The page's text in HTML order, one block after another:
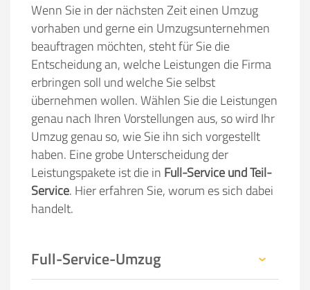
Wenn Sie in der nächsten Zeit einen Umzug
vorhaben und gerne ein Umzugsunternehmen
beauftragen möchten, steht für Sie die
Entscheidung an, welche Leistungen die Firma
erbringen soll und welche Sie selbst
übernehmen wollen. Wählen Sie die Leistungen
genau nach Ihren Vorstellungen aus, so wird Ihr
Umzug genau so, wie Sie ihn sich vorgestellt
haben. Eine grobe Unterscheidung der
Leistungspakete ist die in Full-Service und Teil-
Service. Hier erfahren Sie, worum es sich dabei
handelt.
Full-Service-Umzug